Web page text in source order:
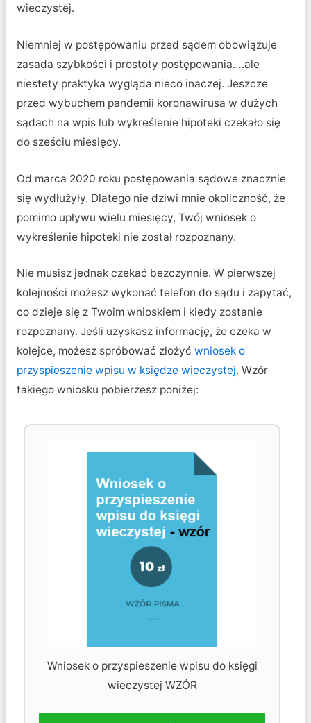
wieczystej.
Niemniej w postępowaniu przed sądem obowiązuje
zasada szybkości i prostoty postępowania….ale
niestety praktyka wygląda nieco inaczej. Jeszcze
przed wybuchem pandemii koronawirusa w dużych
sądach na wpis lub wykreślenie hipoteki czekało się
do sześciu miesięcy.
Od marca 2020 roku postępowania sądowe znacznie
się wydłużyły. Dlatego nie dziwi mnie okoliczność, że
pomimo upływu wielu miesięcy, Twój wniosek o
wykreślenie hipoteki nie został rozpoznany.
Nie musisz jednak czekać bezczynnie. W pierwszej
kolejności możesz wykonać telefon do sądu i zapytać,
co dzieje się z Twoim wnioskiem i kiedy zostanie
rozpoznany. Jeśli uzyskasz informację, że czeka w
kolejce, możesz spróbować złożyć wniosek o
przyspieszenie wpisu w księdze wieczystej. Wzór
takiego wniosku pobierzesz poniżej:
Wniosek o przyspieszenie wpisu do księgi
wieczystej WZÓR